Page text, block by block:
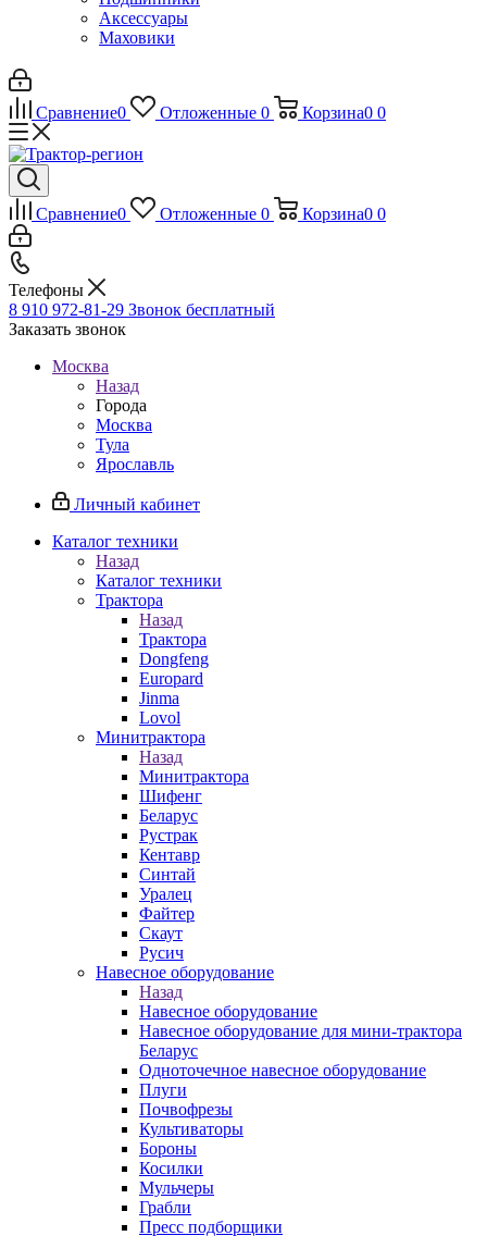
Аксессуары
Маховики
Сравнение0 Отложенные 0 Корзина0 0
Сравнение0 Отложенные 0 Корзина0 0
Телефоны
8 910 972-81-29 Звонок бесплатный
Заказать звонок
Москва
Назад
Города
Москва
Тула
Ярославль
Личный кабинет
Каталог техники
Назад
Каталог техники
Трактора
Назад
Трактора
Dongfeng
Europard
Jinma
Lovol
Минитрактора
Назад
Минитрактора
Шифенг
Беларус
Рустрак
Кентавр
Синтай
Уралец
Файтер
Скаут
Русич
Навесное оборудование
Назад
Навесное оборудование
Навесное оборудование для мини-трактора
Беларус
Одноточечное навесное оборудование
Плуги
Почвофрезы
Культиваторы
Бороны
Косилки
Мульчеры
Грабли
Пресс подборщики